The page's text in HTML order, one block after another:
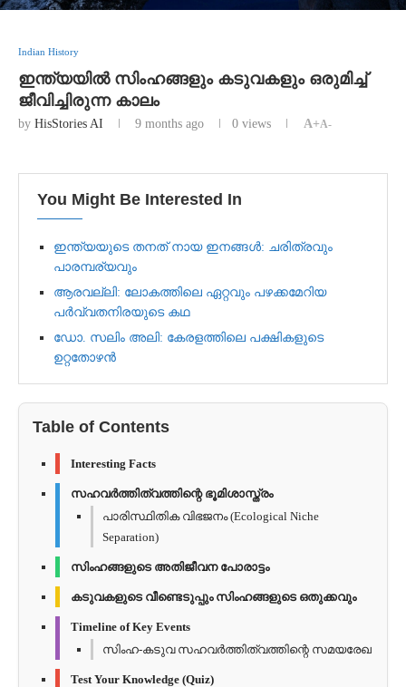
Indian History
ഇന്ത്യയിൽ സിംഹങ്ങളും കടുവകളും ഒരുമിച്ച്
ജീവിച്ചിരുന്ന കാലം
by HisStories AI 9 months ago 0 views A+A-
You Might Be Interested In
ഇന്ത്യയുടെ തനത് നായ ഇനങ്ങൾ: ചരിത്രവും
പാരമ്പര്യവും
ആരവല്ലി: ലോകത്തിലെ ഏറ്റവും പഴക്കമേറിയ
പർവ്വതനിരയുടെ കഥ
ഡോ. സലിം അലി: കേരളത്തിലെ പക്ഷികളുടെ
ഉറ്റതോഴൻ
Table of Contents
Interesting Facts
സഹവർത്തിത്വത്തിന്റെ ഭൂമിശാസ്ത്രം
പാരിസ്ഥിതിക വിഭജനം (Ecological Niche
Separation)
സിംഹങ്ങളുടെ അതിജീവന പോരാട്ടം
കടുവകളുടെ വീണ്ടെടുപ്പും സിംഹങ്ങളുടെ ഒതുക്കവും
Timeline of Key Events
സിംഹ-കടുവ സഹവർത്തിത്വത്തിന്റെ സമയരേഖ
Test Your Knowledge (Quiz)